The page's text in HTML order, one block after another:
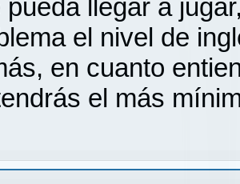
pueda llegar a
el nivel de
en cuanto
el más